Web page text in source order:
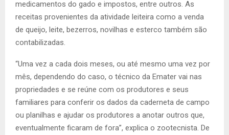
medicamentos do gado e impostos, entre outros. As
receitas provenientes da atividade leiteira como a venda
de queijo, leite, bezerros, novilhas e esterco também são
contabilizadas.
“Uma vez a cada dois meses, ou até mesmo uma vez por
mês, dependendo do caso, o técnico da Emater vai nas
propriedades e se reúne com os produtores e seus
familiares para conferir os dados da caderneta de campo
ou planilhas e ajudar os produtores a anotar outros que,
eventualmente ficaram de fora”, explica o zootecnista. De